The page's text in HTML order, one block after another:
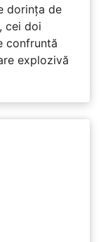
dorința de
cei doi
confruntă
explozivă